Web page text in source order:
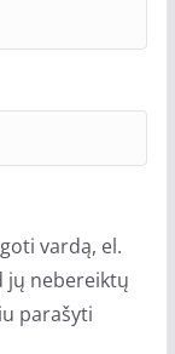
vardą, el.
jų nebereiktų
parašyti